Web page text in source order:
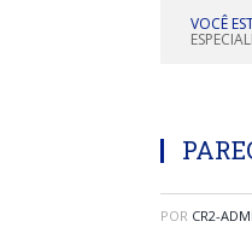
VOCÊ
POR CR2-